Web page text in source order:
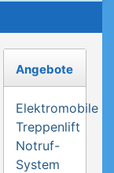
Angebote
Elektromobile
Treppenlift
Notruf-
System